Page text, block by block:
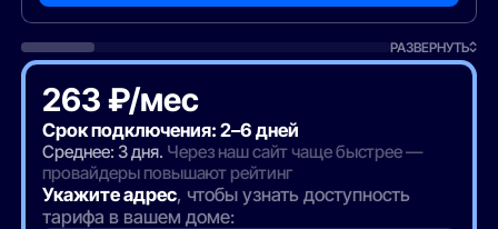
РАЗВЕРНУТЬ
263 ₽/мес
Срок подключения: 2–6 дней
Среднее: 3 дня. Через наш сайт чаще быстрее —
провайдеры повышают рейтинг
Укажите адрес, чтобы узнать доступность
тарифа в вашем доме: